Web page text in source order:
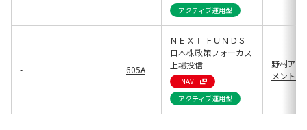
アクティブ運用型
- 605A
ＮＥＸＴ ＦＵＮＤＳ
日本株政策フォーカス
上場投信
iNAV
アクティブ運用型
野村ア
メント